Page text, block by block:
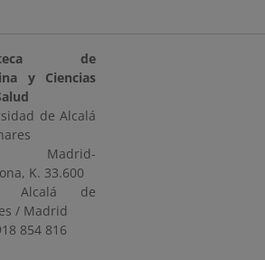
de
y Ciencias
de Alcalá
Madrid-
K. 33.600
Alcalá de
/ Madrid
854 816